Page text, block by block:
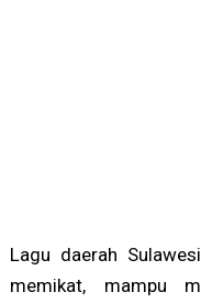
Lagu daerah
memikat, mampu